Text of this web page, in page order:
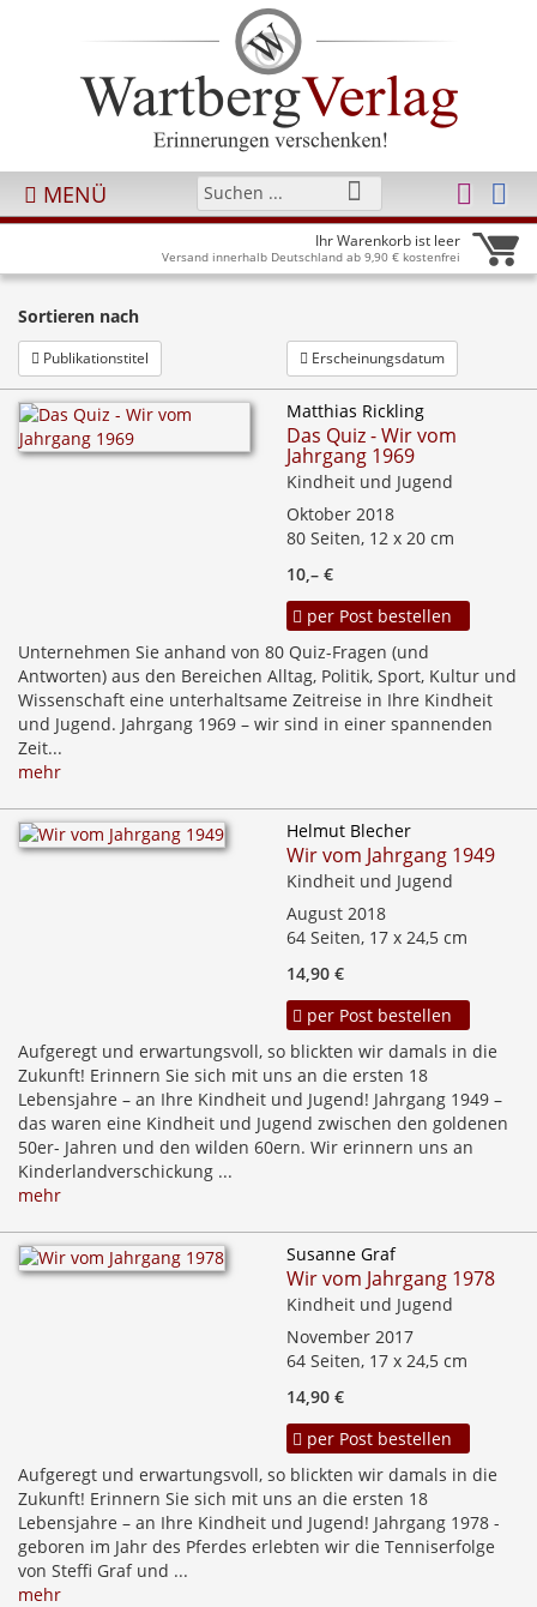
MENÜ
Ihr Warenkorb ist leer
Versand innerhalb Deutschland ab 9,90 € kostenfrei
Sortieren nach
Publikationstitel Erscheinungsdatum
Matthias Rickling
Das Quiz - Wir vom
Jahrgang 1969
Kindheit und Jugend
Oktober 2018
80 Seiten, 12 x 20 cm
10,– €
per Post bestellen
Unternehmen Sie anhand von 80 Quiz-Fragen (und
Antworten) aus den Bereichen Alltag, Politik, Sport, Kultur und
Wissenschaft eine unterhaltsame Zeitreise in Ihre Kindheit
und Jugend. Jahrgang 1969 – wir sind in einer spannenden
Zeit...
mehr
Helmut Blecher
Wir vom Jahrgang 1949
Kindheit und Jugend
August 2018
64 Seiten, 17 x 24,5 cm
14,90 €
per Post bestellen
Aufgeregt und erwartungsvoll, so blickten wir damals in die
Zukunft! Erinnern Sie sich mit uns an die ersten 18
Lebensjahre – an Ihre Kindheit und Jugend! Jahrgang 1949 –
das waren eine Kindheit und Jugend zwischen den goldenen
50er- Jahren und den wilden 60ern. Wir erinnern uns an
Kinderlandverschickung ...
mehr
Susanne Graf
Wir vom Jahrgang 1978
Kindheit und Jugend
November 2017
64 Seiten, 17 x 24,5 cm
14,90 €
per Post bestellen
Aufgeregt und erwartungsvoll, so blickten wir damals in die
Zukunft! Erinnern Sie sich mit uns an die ersten 18
Lebensjahre – an Ihre Kindheit und Jugend! Jahrgang 1978 -
geboren im Jahr des Pferdes erlebten wir die Tenniserfolge
von Steffi Graf und ...
mehr